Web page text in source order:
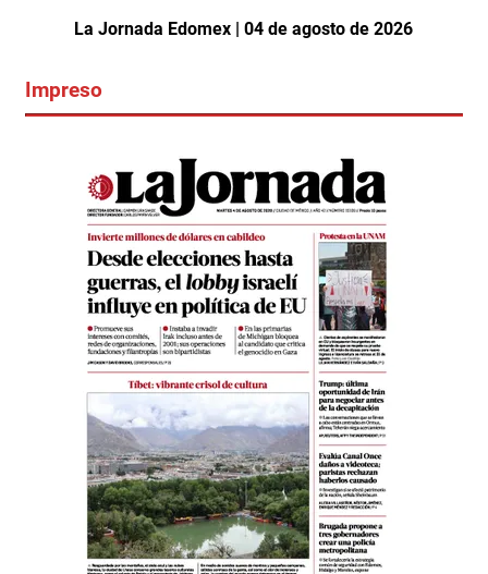
La Jornada Edomex | 04 de agosto de 2026
Impreso